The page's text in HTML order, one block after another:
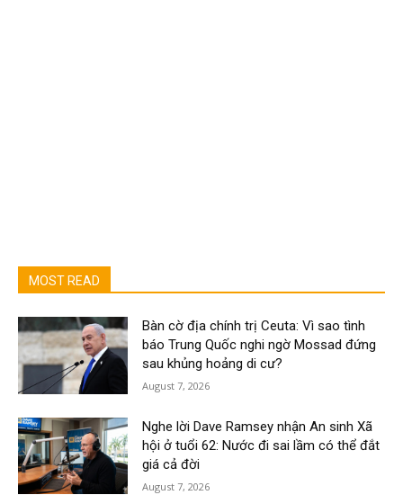
MOST READ
Bàn cờ địa chính trị Ceuta: Vì sao tình
báo Trung Quốc nghi ngờ Mossad đứng
sau khủng hoảng di cư?
August 7, 2026
Nghe lời Dave Ramsey nhận An sinh Xã
hội ở tuổi 62: Nước đi sai lầm có thể đắt
giá cả đời
August 7, 2026